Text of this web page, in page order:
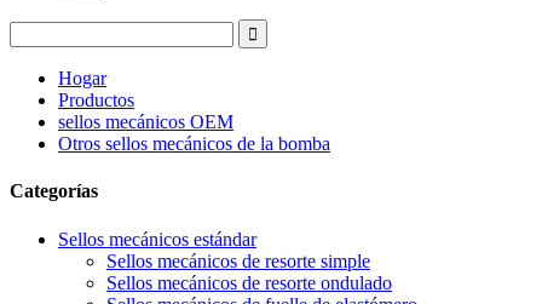
Hogar
Productos
sellos mecánicos OEM
Otros sellos mecánicos de la bomba
Categorías
Sellos mecánicos estándar
Sellos mecánicos de resorte simple
Sellos mecánicos de resorte ondulado